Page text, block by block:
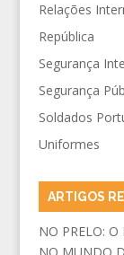
Relações
República
Segurança
Segurança
Soldados
Uniformes
ARTIGOS
NO PRELO: